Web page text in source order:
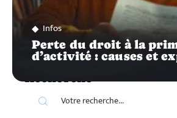
Infos
Perte du droit à la
d’activité : causes et
Recherche